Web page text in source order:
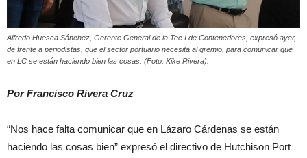
Alfredo Huesca Sánchez, Gerente General de la Tec I de Contenedores, expresó ayer,
de frente a periodistas, que el sector portuario necesita al gremio, para comunicar que
en LC se están haciendo bien las cosas. (Foto: Kike Rivera).
Por Francisco Rivera Cruz
“Nos hace falta comunicar que en Lázaro Cárdenas se están
haciendo las cosas bien” expresó el directivo de Hutchison Port